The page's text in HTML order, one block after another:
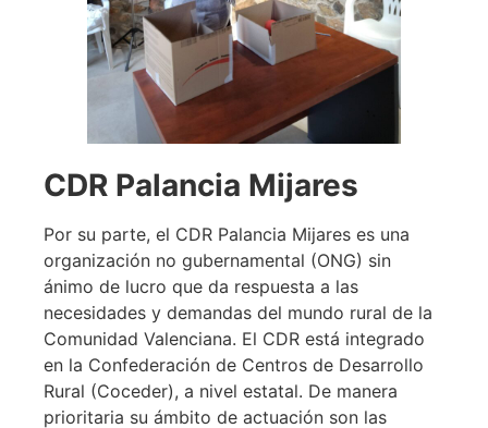
CDR Palancia Mijares
Por su parte, el CDR Palancia Mijares es una
organización no gubernamental (ONG) sin
ánimo de lucro que da respuesta a las
necesidades y demandas del mundo rural de la
Comunidad Valenciana. El CDR está integrado
en la Confederación de Centros de Desarrollo
Rural (Coceder), a nivel estatal. De manera
prioritaria su ámbito de actuación son las